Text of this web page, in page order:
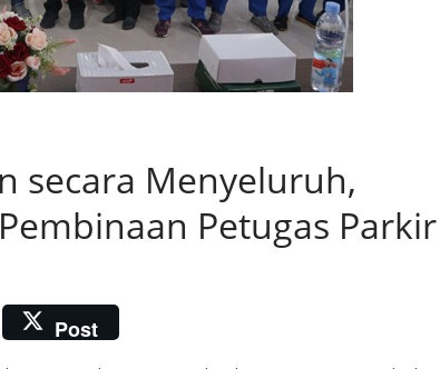
secara Menyeluruh,
Petugas Parkir
Post